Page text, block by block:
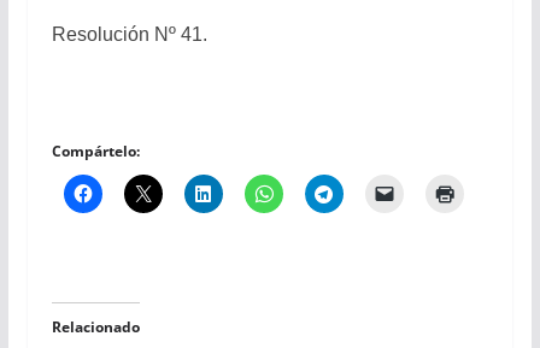
Resolución Nº 41.
Compártelo:
Relacionado